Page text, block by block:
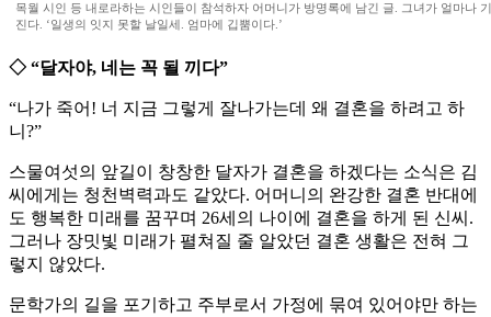
목월 시인 등 내로라하는 시인들이 참석하자 어머니가 방명록에 남긴 글. 그녀가 얼마나
진다. ‘일생의 잇지 못할 날일세. 엄마에 깁뿜이다.’
◇ “달자야, 네는 꼭 될 끼다”
“나가 죽어! 너 지금 그렇게 잘나가는데 왜 결혼을 하려고 하
니?”
스물여섯의 앞길이 창창한 달자가 결혼을 하겠다는 소식은 김
씨에게는 청천벽력과도 같았다. 어머니의 완강한 결혼 반대에
도 행복한 미래를 꿈꾸며 26세의 나이에 결혼을 하게 된 신씨.
그러나 장밋빛 미래가 펼쳐질 줄 알았던 결혼 생활은 전혀 그
렇지 않았다.
문학가의 길을 포기하고 주부로서 가정에 묶여 있어야만 하는